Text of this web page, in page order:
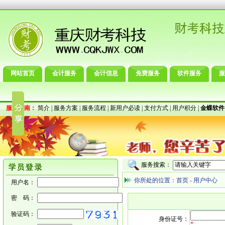
网站首页 会计服务 会计信息 免费服务 软件服务
服务指南： 简介|服务方案|服务流程|新用户必读|支付方式|用户积分|金蝶软件
用户名：
密 码：
验证码：
服务搜索：
你所处的位置： 首页 - 用户中心
身份证号：